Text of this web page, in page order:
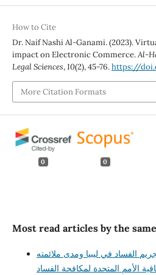
How to Cite
Dr. Naif Nashi Al-Ganami. (2023).
impact on Electronic Commerce.Al-
Legal Sciences,10(2), 45-76.https://
More Citation Formats
0 0
Most read articles by the
الفساد في ليبيا ومدى ملائمته